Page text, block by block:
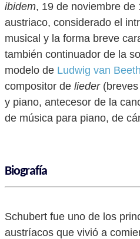
ibidem, 19 de noviembre de
austriaco, considerado el
musical y la forma breve
también continuador de la
modelo de Ludwig van
compositor de lieder(breves
y piano, antecesor de la
de música para piano, de
Biografía
Schubert fue uno de los
austríacos que vivió a